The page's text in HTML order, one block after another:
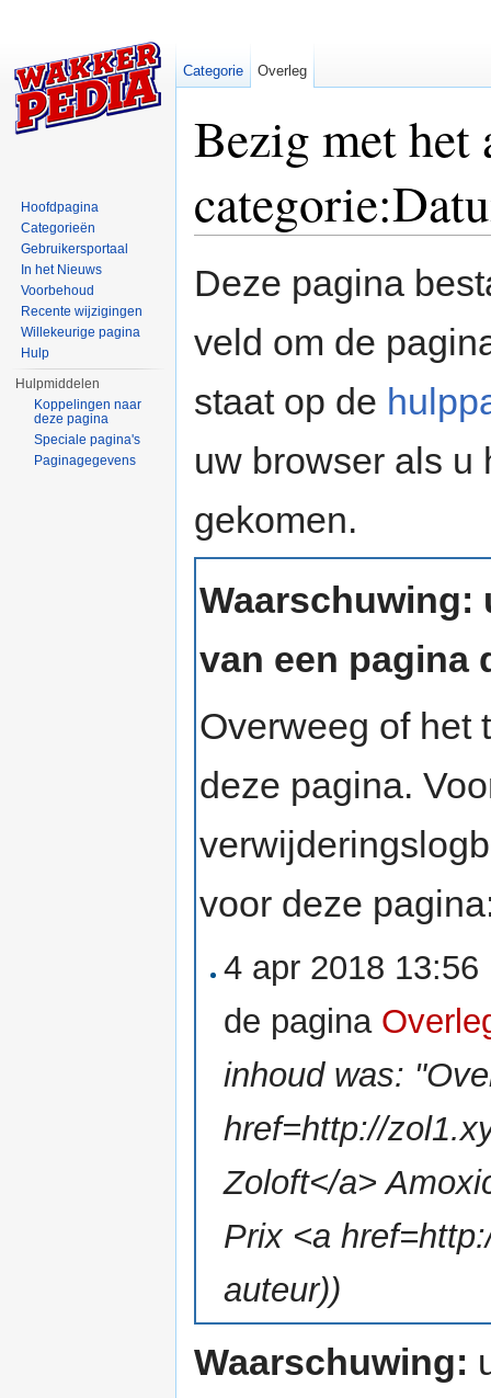
Bezig met het
Deze pagina
veld om de
staat op de
uw browser als u
gekomen.
Waarschuwing:
van een pagina
Overweeg of het
deze pagina.
voor deze
4 apr 2018 13:56
de pagina
inhoud was:
href=http://
Zoloft</a>
Prix <a
auteur))
Waarschuwing:
Categorie Overleg
Hoofdpagina
Categorieën
Gebruikersportaal
In het Nieuws
Voorbehoud
Recente wijzigingen
Willekeurige pagina
Hulp
Hulpmiddelen
Koppelingen naar
deze pagina
Speciale pagina's
Paginagegevens